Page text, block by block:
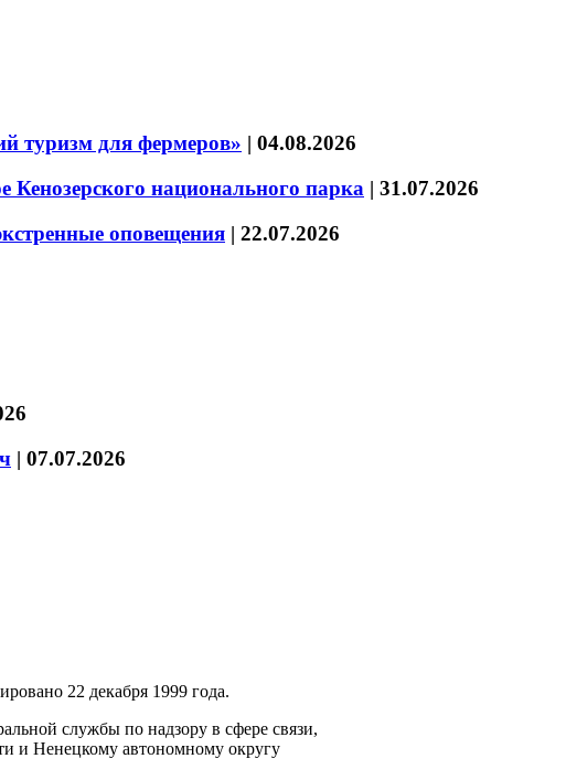
туризм для фермеров» | 04.08.2026
Кенозерского национального парка | 31.07.2026
оповещения | 22.07.2026
| 07.07.2026
22 декабря 1999 года.
службы по надзору в сфере связи,
и Ненецкому автономному округу